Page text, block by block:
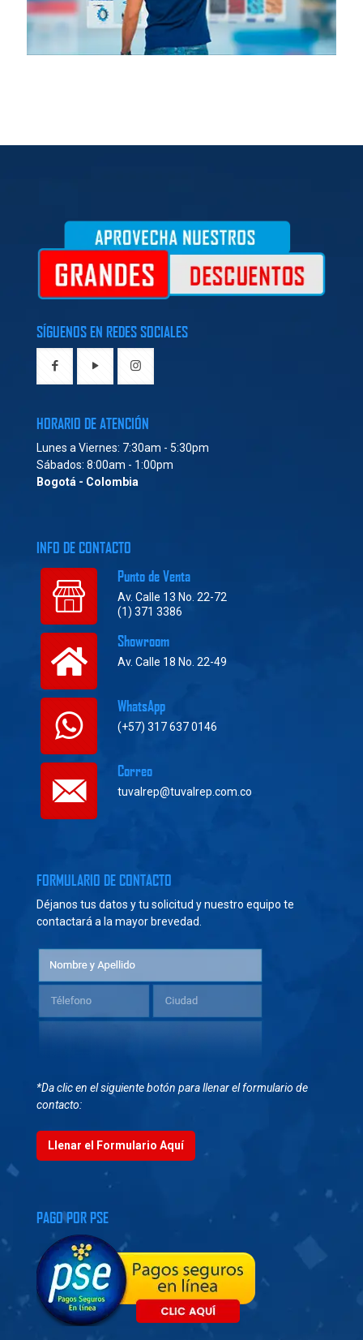
SÍGUENOS EN REDES SOCIALES
HORARIO DE ATENCIÓN
Lunes a Viernes: 7:30am - 5:30pm
Sábados: 8:00am - 1:00pm
Bogotá - Colombia
INFO DE CONTACTO
Punto de Venta
Av. Calle 13 No. 22-72
(1) 371 3386
Showroom
Av. Calle 18 No. 22-49
WhatsApp
(+57) 317 637 0146
Correo
tuvalrep@tuvalrep.com.co
FORMULARIO DE CONTACTO
Déjanos tus datos y tu solicitud y nuestro equipo te
contactará a la mayor brevedad.
*Da clic en el siguiente botón para llenar el formulario de
contacto:
Llenar el Formulario Aquí
PAGO POR PSE